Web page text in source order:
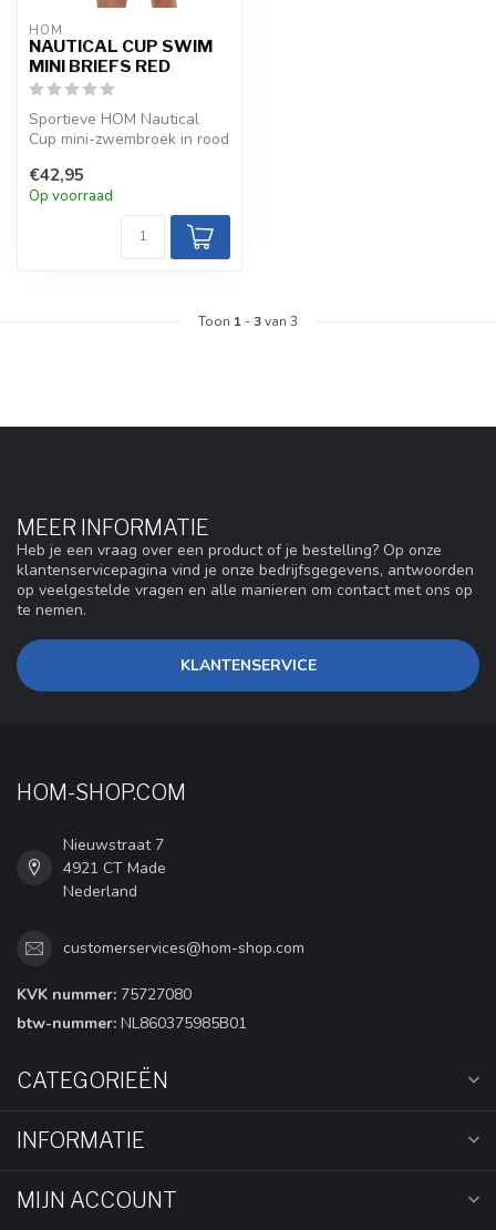
HOM
NAUTICAL CUP SWIM
MINI BRIEFS RED
Sportieve HOM Nautical
Cup mini-zwembroek in rood
elastische ...
€42,95
Op voorraad
Toon 1 -3van 3
MEER INFORMATIE
Heb je een vraag over een product of je bestelling? Op onze
klantenservicepagina vind je onze bedrijfsgegevens, antwoorden
op veelgestelde vragen en alle manieren om contact met ons op
te nemen.
KLANTENSERVICE
HOM-SHOP.COM
Nieuwstraat 7
4921 CT Made
Nederland
customerservices@hom-shop.com
KVK nummer: 75727080
btw-nummer: NL860375985B01
CATEGORIEËN
INFORMATIE
MIJN ACCOUNT